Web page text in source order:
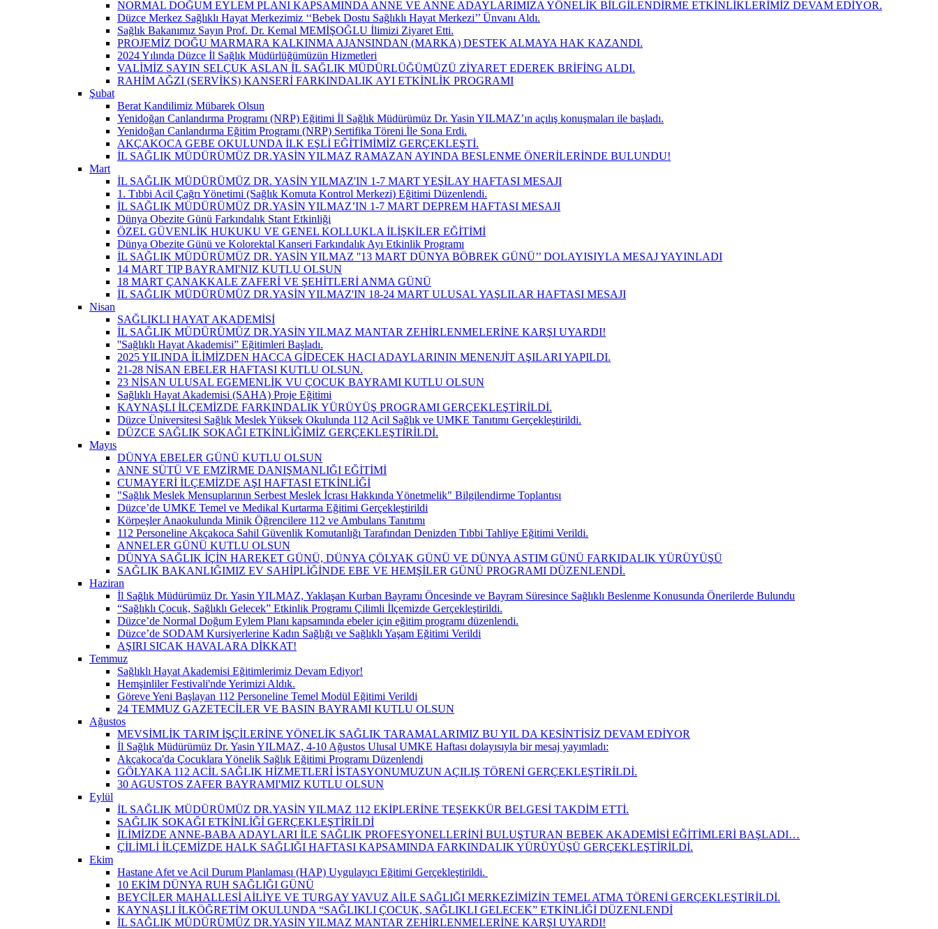
NORMAL DOĞUM EYLEM PLANI KAPSAMINDA ANNE VE ANNE ADAYLARIMIZA YÖNELİK BİLGİLENDİRME ETKİNLİKLERİMİZ DEVAM EDİYOR.
Düzce Merkez Sağlıklı Hayat Merkezimiz ‘‘Bebek Dostu Sağlıklı Hayat Merkezi’’ Ünvanı Aldı.
Sağlık Bakanımız Sayın Prof. Dr. Kemal MEMİŞOĞLU İlimizi Ziyaret Etti.
PROJEMİZ DOĞU MARMARA KALKINMA AJANSINDAN (MARKA) DESTEK ALMAYA HAK KAZANDI.
2024 Yılında Düzce İl Sağlık Müdürlüğümüzün Hizmetleri
VALİMİZ SAYIN SELÇUK ASLAN İL SAĞLIK MÜDÜRLÜĞÜMÜZÜ ZİYARET EDEREK BRİFİNG ALDI.
RAHİM AĞZI (SERVİKS) KANSERİ FARKINDALIK AYI ETKİNLİK PROGRAMI
Şubat
Berat Kandilimiz Mübarek Olsun
Yenidoğan Canlandırma Programı (NRP) Eğitimi İl Sağlık Müdürümüz Dr. Yasin YILMAZ’ın açılış konuşmaları ile başladı.
Yenidoğan Canlandırma Eğitim Programı (NRP) Sertifika Töreni İle Sona Erdi.
AKÇAKOCA GEBE OKULUNDA İLK EŞLİ EĞİTİMİMİZ GERÇEKLEŞTİ.
İL SAĞLIK MÜDÜRÜMÜZ DR.YASİN YILMAZ RAMAZAN AYINDA BESLENME ÖNERİLERİNDE BULUNDU!
Mart
İL SAĞLIK MÜDÜRÜMÜZ DR. YASİN YILMAZ'IN 1-7 MART YEŞİLAY HAFTASI MESAJI
1. Tıbbi Acil Çağrı Yönetimi (Sağlık Komuta Kontrol Merkezi) Eğitimi Düzenlendi.
İL SAĞLIK MÜDÜRÜMÜZ DR.YASİN YILMAZ’IN 1-7 MART DEPREM HAFTASI MESAJI
Dünya Obezite Günü Farkındalık Stant Etkinliği
ÖZEL GÜVENLİK HUKUKU VE GENEL KOLLUKLA İLİŞKİLER EĞİTİMİ
Dünya Obezite Günü ve Kolorektal Kanseri Farkındalık Ayı Etkinlik Programı
İL SAĞLIK MÜDÜRÜMÜZ DR. YASİN YILMAZ ''13 MART DÜNYA BÖBREK GÜNÜ’’ DOLAYISIYLA MESAJ YAYINLADI
14 MART TIP BAYRAMI'NIZ KUTLU OLSUN
18 MART ÇANAKKALE ZAFERİ VE ŞEHİTLERİ ANMA GÜNÜ
İL SAĞLIK MÜDÜRÜMÜZ DR.YASİN YILMAZ'IN 18-24 MART ULUSAL YAŞLILAR HAFTASI MESAJI
Nisan
SAĞLIKLI HAYAT AKADEMİSİ
İL SAĞLIK MÜDÜRÜMÜZ DR.YASİN YILMAZ MANTAR ZEHİRLENMELERİNE KARŞI UYARDI!
''Sağlıklı Hayat Akademisi” Eğitimleri Başladı.
2025 YILINDA İLİMİZDEN HACCA GİDECEK HACI ADAYLARININ MENENJİT AŞILARI YAPILDI.
21-28 NİSAN EBELER HAFTASI KUTLU OLSUN.
23 NİSAN ULUSAL EGEMENLİK VU ÇOCUK BAYRAMI KUTLU OLSUN
Sağlıklı Hayat Akademisi (SAHA) Proje Eğitimi
KAYNAŞLI İLÇEMİZDE FARKINDALIK YÜRÜYÜŞ PROGRAMI GERÇEKLEŞTİRİLDİ.
Düzce Üniversitesi Sağlık Meslek Yüksek Okulunda 112 Acil Sağlık ve UMKE Tanıtımı Gerçekleştirildi.
DÜZCE SAĞLIK SOKAĞI ETKİNLİĞİMİZ GERÇEKLEŞTİRİLDİ.
Mayıs
DÜNYA EBELER GÜNÜ KUTLU OLSUN
ANNE SÜTÜ VE EMZİRME DANIŞMANLIĞI EĞİTİMİ
CUMAYERİ İLÇEMİZDE AŞI HAFTASI ETKİNLİĞİ
"Sağlık Meslek Mensuplarının Serbest Meslek İcrası Hakkında Yönetmelik" Bilgilendirme Toplantısı
Düzce’de UMKE Temel ve Medikal Kurtarma Eğitimi Gerçekleştirildi
Körpeşler Anaokulunda Minik Öğrencilere 112 ve Ambulans Tanıtımı
112 Personeline Akçakoca Sahil Güvenlik Komutanlığı Tarafından Denizden Tıbbi Tahliye Eğitimi Verildi.
ANNELER GÜNÜ KUTLU OLSUN
DÜNYA SAĞLIK İÇİN HAREKET GÜNÜ, DÜNYA ÇÖLYAK GÜNÜ VE DÜNYA ASTIM GÜNÜ FARKIDALIK YÜRÜYÜŞÜ
SAĞLIK BAKANLIĞIMIZ EV SAHİPLİĞİNDE EBE VE HEMŞİLER GÜNÜ PROGRAMI DÜZENLENDİ.
Haziran
İl Sağlık Müdürümüz Dr. Yasin YILMAZ, Yaklaşan Kurban Bayramı Öncesinde ve Bayram Süresince Sağlıklı Beslenme Konusunda Önerilerde Bulundu
“Sağlıklı Çocuk, Sağlıklı Gelecek” Etkinlik Programı Çilimli İlçemizde Gerçekleştirildi.
Düzce’de Normal Doğum Eylem Planı kapsamında ebeler için eğitim programı düzenlendi.
Düzce’de SODAM Kursiyerlerine Kadın Sağlığı ve Sağlıklı Yaşam Eğitimi Verildi
AŞIRI SICAK HAVALARA DİKKAT!
Temmuz
Sağlıklı Hayat Akademisi Eğitimlerimiz Devam Ediyor!
Hemşinliler Festivali'nde Yerimizi Aldık.
Göreve Yeni Başlayan 112 Personeline Temel Modül Eğitimi Verildi
24 TEMMUZ GAZETECİLER VE BASIN BAYRAMI KUTLU OLSUN
Ağustos
MEVSİMLİK TARIM İŞÇİLERİNE YÖNELİK SAĞLIK TARAMALARIMIZ BU YIL DA KESİNTİSİZ DEVAM EDİYOR
İl Sağlık Müdürümüz Dr. Yasin YILMAZ, 4-10 Ağustos Ulusal UMKE Haftası dolayısıyla bir mesaj yayımladı:
Akçakoca'da Çocuklara Yönelik Sağlık Eğitimi Programı Düzenlendi
GÖLYAKA 112 ACİL SAĞLIK HİZMETLERİ İSTASYONUMUZUN AÇILIŞ TÖRENİ GERÇEKLEŞTİRİLDİ.
30 AGUSTOS ZAFER BAYRAMI'MIZ KUTLU OLSUN
Eylül
İL SAĞLIK MÜDÜRÜMÜZ DR.YASİN YILMAZ 112 EKİPLERİNE TEŞEKKÜR BELGESİ TAKDİM ETTİ.
SAĞLIK SOKAĞI ETKİNLİĞİ GERÇEKLEŞTİRİLDİ
İLİMİZDE ANNE-BABA ADAYLARI İLE SAĞLIK PROFESYONELLERİNİ BULUŞTURAN BEBEK AKADEMİSİ EĞİTİMLERİ BAŞLADI…
ÇİLİMLİ İLÇEMİZDE HALK SAĞLIĞI HAFTASI KAPSAMINDA FARKINDALIK YÜRÜYÜŞÜ GERÇEKLEŞTİRİLDİ.
Ekim
Hastane Afet ve Acil Durum Planlaması (HAP) Uygulayıcı Eğitimi Gerçekleştirildi. ​
10 EKİM DÜNYA RUH SAĞLIĞI GÜNÜ
BEYCİLER MAHALLESİ AİLİYE VE TURGAY YAVUZ AİLE SAĞLIĞI MERKEZİMİZİN TEMEL ATMA TÖRENİ GERÇEKLEŞTİRİLDİ.
KAYNAŞLI İLKÖĞRETİM OKULUNDA “SAĞLIKLI ÇOCUK, SAĞLIKLI GELECEK” ETKİNLİĞİ DÜZENLENDİ
İL SAĞLIK MÜDÜRÜMÜZ DR.YASİN YILMAZ MANTAR ZEHİRLENMELERİNE KARŞI UYARDI!